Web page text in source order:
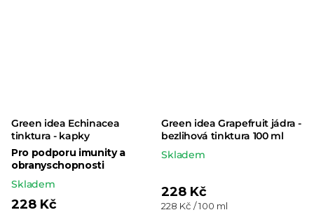
Green idea Echinacea
tinktura - kapky
Pro podporu imunity a
obranyschopnosti
Skladem
228 Kč
Green idea Grapefruit jádra -
bezlihová tinktura 100 ml
Skladem
228 Kč
Měrná
228 Kč / 100 ml